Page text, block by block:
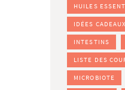
HUILES
IDÉES CADEAUX
INTESTINS
LISTE DES
MICROBIOTE